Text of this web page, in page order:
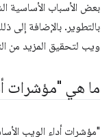
بعض الأسباب الأساسية
بالتطوير. بالإضافة إلى
ويب لتحقيق المزيد من
ما هي "مؤشرات
"مؤشرات أداء الويب